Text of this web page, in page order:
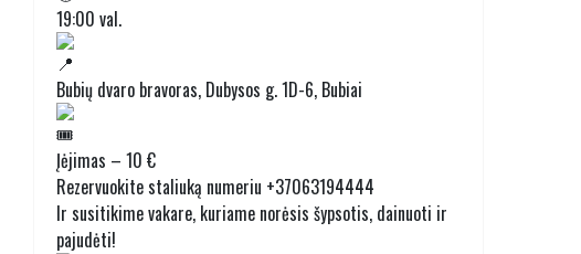
19:00 val.
Bubių dvaro bravoras, Dubysos g. 1D-6, Bubiai
Įėjimas – 10 €
Rezervuokite staliuką numeriu +37063194444
Ir susitikime vakare, kuriame norėsis šypsotis, dainuoti ir
pajudėti!